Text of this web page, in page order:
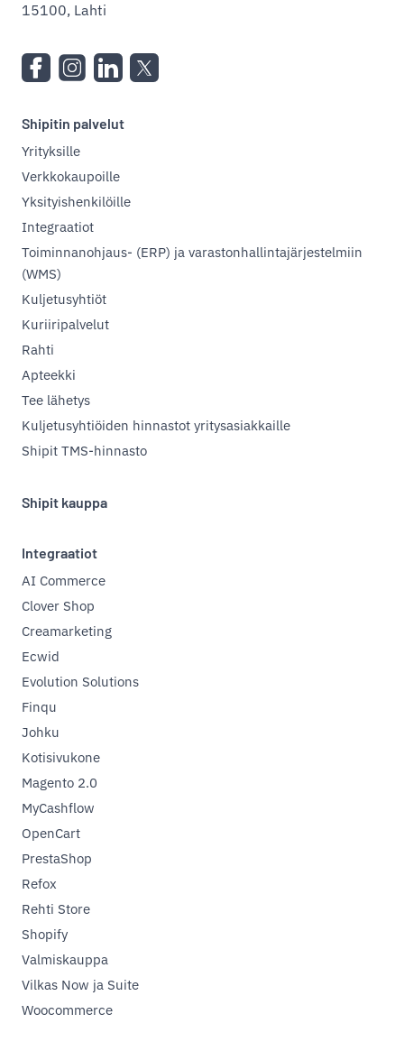
15100, Lahti
Shipitin palvelut
Yrityksille
Verkkokaupoille
Yksityishenkilöille
Integraatiot
Toiminnanohjaus- (ERP) ja varastonhallintajärjestelmiin
(WMS)
Kuljetusyhtiöt
Kuriiripalvelut
Rahti
Apteekki
Tee lähetys
Kuljetusyhtiöiden hinnastot yritysasiakkaille
Shipit TMS-hinnasto
Shipit kauppa
Integraatiot
AI Commerce
Clover Shop
Creamarketing
Ecwid
Evolution Solutions
Finqu
Johku
Kotisivukone
Magento 2.0
MyCashflow
OpenCart
PrestaShop
Refox
Rehti Store
Shopify
Valmiskauppa
Vilkas Now ja Suite
Woocommerce